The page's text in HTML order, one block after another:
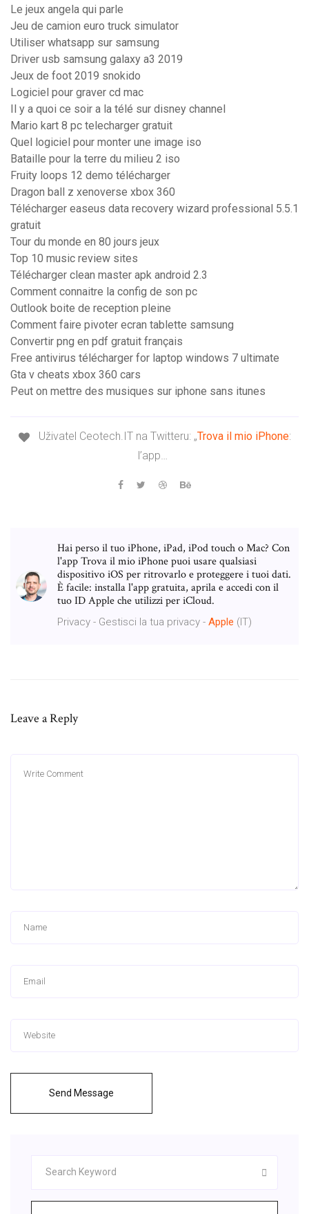
Le jeux angela qui parle
Jeu de camion euro truck simulator
Utiliser whatsapp sur samsung
Driver usb samsung galaxy a3 2019
Jeux de foot 2019 snokido
Logiciel pour graver cd mac
Il y a quoi ce soir a la télé sur disney channel
Mario kart 8 pc telecharger gratuit
Quel logiciel pour monter une image iso
Bataille pour la terre du milieu 2 iso
Fruity loops 12 demo télécharger
Dragon ball z xenoverse xbox 360
Télécharger easeus data recovery wizard professional 5.5.1
gratuit
Tour du monde en 80 jours jeux
Top 10 music review sites
Télécharger clean master apk android 2.3
Comment connaitre la config de son pc
Outlook boite de reception pleine
Comment faire pivoter ecran tablette samsung
Convertir png en pdf gratuit français
Free antivirus télécharger for laptop windows 7 ultimate
Gta v cheats xbox 360 cars
Peut on mettre des musiques sur iphone sans itunes
Uživatel Ceotech.IT na Twitteru: „Trova il mio iPhone:
l’app…
Hai perso il tuo iPhone, iPad, iPod touch o Mac? Con
l'app Trova il mio iPhone puoi usare qualsiasi
dispositivo iOS per ritrovarlo e proteggere i tuoi dati.
È facile: installa l'app gratuita, aprila e accedi con il
tuo ID Apple che utilizzi per iCloud.
Privacy - Gestisci la tua privacy - Apple (IT)
Leave a Reply
Send Message